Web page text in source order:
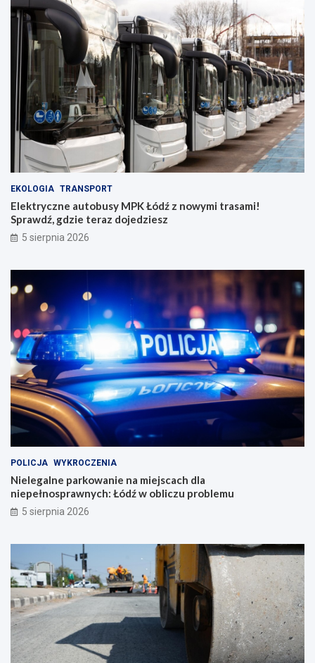
EKOLOGIA TRANSPORT
Elektryczne autobusy MPK Łódź z nowymi trasami!
Sprawdź, gdzie teraz dojedziesz
5 sierpnia 2026
POLICJA WYKROCZENIA
Nielegalne parkowanie na miejscach dla
niepełnosprawnych: Łódź w obliczu problemu
5 sierpnia 2026